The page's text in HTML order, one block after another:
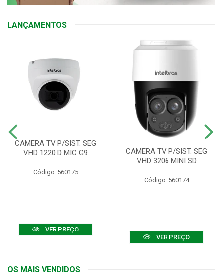
LANÇAMENTOS
CAMERA TV P/SIST. SEG
VHD 1220 D MIC G9
Código: 560175
VER PREÇO
CAMERA TV P/SIST. SEG
VHD 3206 MINI SD
Código: 560174
VER PREÇO
OS MAIS VENDIDOS